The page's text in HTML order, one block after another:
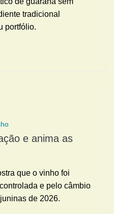
tradicional
portfólio.
e anima as
que o vinho foi
e pelo câmbio
de 2026.